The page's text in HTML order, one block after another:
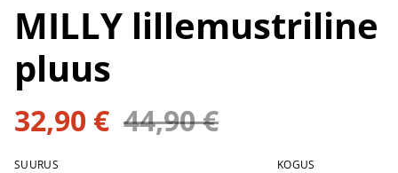
MILLY lillemustriline
pluus
32,90 € 44,90 €
SUURUS KOGUS